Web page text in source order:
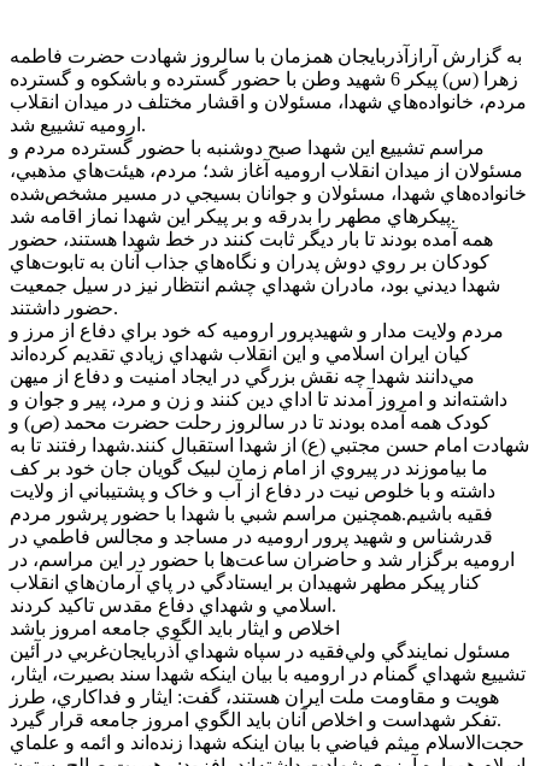
به گزارش آرازآذربايجان همزمان با سالروز شهادت حضرت فاطمه
زهرا (س) پيکر 6 شهيد وطن با حضور گسترده و باشکوه و گسترده
مردم، خانواده‌هاي شهدا، مسئولان و اقشار مختلف در ميدان انقلاب
اروميه تشييع شد.
مراسم تشييع اين شهدا صبح دوشنبه با حضور گسترده مردم و
مسئولان از ميدان انقلاب اروميه آغاز شد؛ مردم، هيئت‌هاي مذهبي،
خانواده‌هاي شهدا، مسئولان و جوانان بسيجي در مسير مشخص‌شده
پيکرهاي مطهر را بدرقه و بر پيکر اين شهدا نماز اقامه شد.
همه آمده بودند تا بار ديگر ثابت کنند در خط شهدا هستند، حضور
کودکان بر روي دوش پدران و نگاه‌هاي جذاب آنان به تابوت‌هاي
شهدا ديدني بود، مادران شهداي چشم انتظار نيز در سيل جمعيت
حضور داشتند.
مردم ولايت مدار و شهيدپرور اروميه که خود براي دفاع از مرز و
کيان ايران اسلامي و اين انقلاب شهداي زيادي تقديم کرده‌اند
مي‌دانند شهدا چه نقش بزرگي در ايجاد امنيت و دفاع از ميهن
داشته‌اند و امروز آمدند تا اداي دين کنند و زن و مرد، پير و جوان و
کودک همه آمده بودند تا در سالروز رحلت حضرت محمد (ص) و
شهادت امام حسن مجتبي (ع) از شهدا استقبال کنند.شهدا رفتند تا به
ما بياموزند در پيروي از امام زمان لبيک گويان جان خود بر کف
داشته و با خلوص نيت در دفاع از آب و خاک و پشتيباني از ولايت
فقيه باشيم.همچنين مراسم شبي با شهدا با حضور پرشور مردم
قدرشناس و شهيد پرور اروميه در مساجد و مجالس فاطمي در
اروميه برگزار شد و حاضران ساعت‌ها با حضور در اين مراسم، در
کنار پيکر مطهر شهيدان بر ايستادگي در پاي آرمان‌هاي انقلاب
اسلامي و شهداي دفاع مقدس تاکيد کردند.
اخلاص و ايثار بايد الگوي جامعه امروز باشد
مسئول نمايندگي ولي‌فقيه در سپاه شهداي آذربايجان‌غربي در آئين
تشييع شهداي گمنام در اروميه با بيان اينکه شهدا سند بصيرت، ايثار،
هويت و مقاومت ملت ايران هستند، گفت: ايثار و فداکاري، طرز
تفکر شهداست و اخلاص آنان بايد الگوي امروز جامعه قرار گيرد.
حجت‌الاسلام ميثم فياضي با بيان اينکه شهدا زنده‌اند و ائمه و علماي